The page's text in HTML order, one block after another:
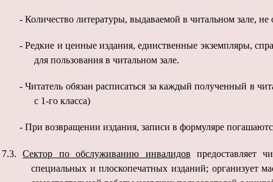
- Количество литературы, выдаваемой в читальном зале, не
- Редкие и ценные издания, единственные экземпляры,
для пользования в читальном зале.
- Читатель обязан расписаться за каждый полученный в
с 1-го класса)
- При возвращении издания, записи в формуляре
7.3. Сектор по обслуживанию инвалидов предоставляет
специальных и плоскопечатных изданий; организует